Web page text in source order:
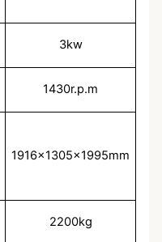
3kw
1430r.p.m
1916×1305×1995mm
2200kg